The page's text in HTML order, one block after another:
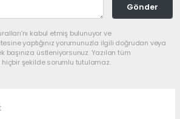
Gönder
kabul etmiş bulunuyor ve
yaptığınız yorumunuzla ilgili doğrudan veya
başınıza üstleniyorsunuz. Yazılan tüm
şekilde sorumlu tutulamaz.